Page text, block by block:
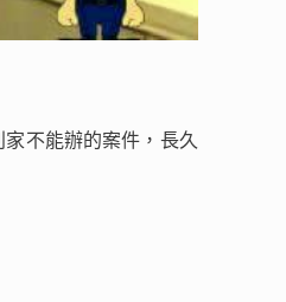
不能辦的案件，長久